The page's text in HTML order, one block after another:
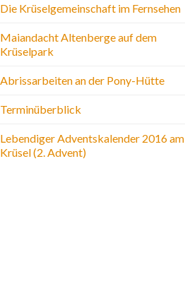
Die Krüselgemeinschaft im Fernsehen
Maiandacht Altenberge auf dem
Krüselpark
Abrissarbeiten an der Pony-Hütte
Terminüberblick
Lebendiger Adventskalender 2016 am
Krüsel (2. Advent)